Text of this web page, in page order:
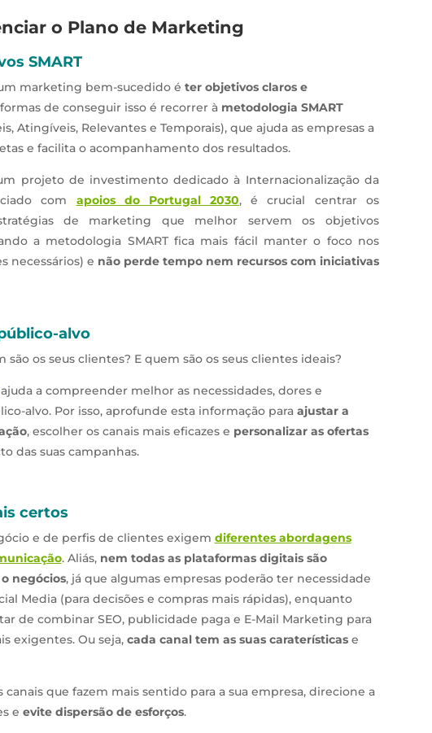
o Plano de Marketing
SMART
marketing bem-sucedido é ter objetivos claros e
de conseguir isso é recorrer à metodologia SMART
Atingíveis, Relevantes e Temporais), que ajuda as empresas a
e facilita o acompanhamento dos resultados.
projeto de investimento dedicado à Internacionalização da
com apoios do Portugal 2030, é crucial centrar os
de marketing que melhor servem os objetivos
a metodologia SMART fica mais fácil manter o foco nos
necessários) e não perde tempo nem recursos com iniciativas
alvo
os seus clientes? E quem são os seus clientes ideais?
a compreender melhor as necessidades, dores e
alvo. Por isso, aprofunde esta informação para ajustar a
, escolher os canais mais eficazes e personalizar as ofertas
das suas campanhas.
certos
e de perfis de clientes exigem diferentes abordagens
. Aliás,nem todas as plataformas digitais são
negócios, já que algumas empresas poderão ter necessidade
Media (para decisões e compras mais rápidas), enquanto
de combinar SEO, publicidade paga e E-Mail Marketing para
exigentes. Ou seja, cada canal tem as suas caraterísticase
canais que fazem mais sentido para a sua empresa, direcione a
e evite dispersão de esforços.